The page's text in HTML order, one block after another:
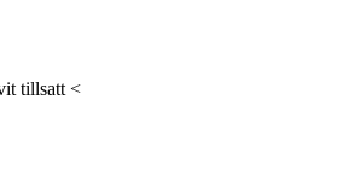
tillsatt <